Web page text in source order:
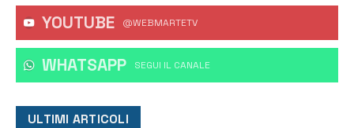
YOUTUBE @WEBMARTETV
WHATSAPP ‎SEGUI IL CANALE
ULTIMI ARTICOLI